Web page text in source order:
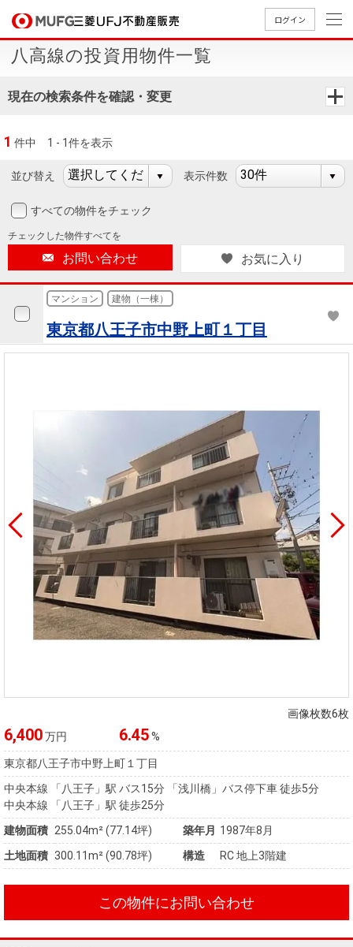
ログイン
買いたいTOP
中古
マン
ショ
ンを
探す
新
築・
一戸
建て
投
件
を
探
す
事業
用物
件を
探す
購入向け
サービス
住宅ロー
ンシミュ
住まい1プ
ラス（お
暮らしの
税金の本
（電子ブ
ック）
ド
売りたいTOP
無
料
査
定
売
却
談
時手
試算
売却向け
サービス
周辺相場
検索
住まい1プ
ラス（お
役立ちコ
ラム）
住まいと
暮らしの
売却ガイ
ド
店舗案内TOP
店舗のご
案内（首
都圏）
案内（名
古屋）
店舗のご
案内（関
会社情報TOP
ごあいさ
つ
要
MUFG
Way
ョン
組織図
覧
ック版）
採用情報TOP
新卒採用
情報
採用情報
買いたい
売りたい
会社情報
採用情報
法人のお客さま
提携企業にお勤めの方
八高線の投資用物件一覧
現在の検索条件を確認・変更
1 件中 1 - 1件を表示
並び替え 表示件数
すべての物件をチェック
チェックした物件すべてを
お問い合わせ お気に入り
マンション 建物（一棟）
東京都八王子市中野上町１丁目
画像枚数6枚
6,400万円 6.45%
東京都八王子市中野上町１丁目
中央本線 「八王子」駅 バス15分 「浅川橋」バス停下車 徒歩5分
中央本線 「八王子」駅 徒歩25分
建物面積 255.04m² (77.14坪) 築年月
1987年8月
土地面積 300.11m² (90.78坪) 構造 RC 地上3階建
この物件にお問い合わせ